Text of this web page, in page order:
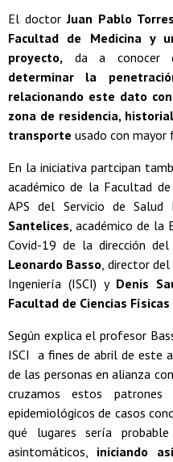
El doctorJuan Pablo
Facultad de Medicina y
proyecto, da a conocer
determinar la
relacionando este dato
zona de residencia,
transporte usado con mayor
En la iniciativa partcipan
académico de la Facultad de
APS del Servicio de
Santelices, académico de la
Covid-19 de la dirección
Leonardo Basso, director
Ingeniería (ISCI) y Denis
Facultad de Ciencias
Según explica el profesor
ISCI a fines de abril de este
de las personas en alianza
cruzamos estos
epidemiológicos de casos
qué lugares sería
asintomáticos, iniciando